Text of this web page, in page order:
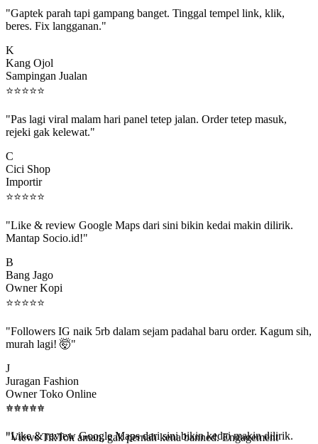
beres. Fix langganan."
Kang Ojol
Sampingan Jualan
⭐⭐⭐⭐⭐
rejeki gak kelewat."
Cici Shop
Importir
⭐⭐⭐⭐⭐
Mantap Socio.id!"
Bang Jago
Owner Kopi
⭐⭐⭐⭐ ⭐
murah lagi! 🤯"
Juragan Fashion
Owner Toko Online
⭐⭐⭐⭐ ⭐
beneran naik, algoritma suka."